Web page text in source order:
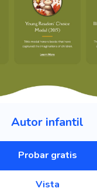
Autor infantil
Probar gratis
Vista